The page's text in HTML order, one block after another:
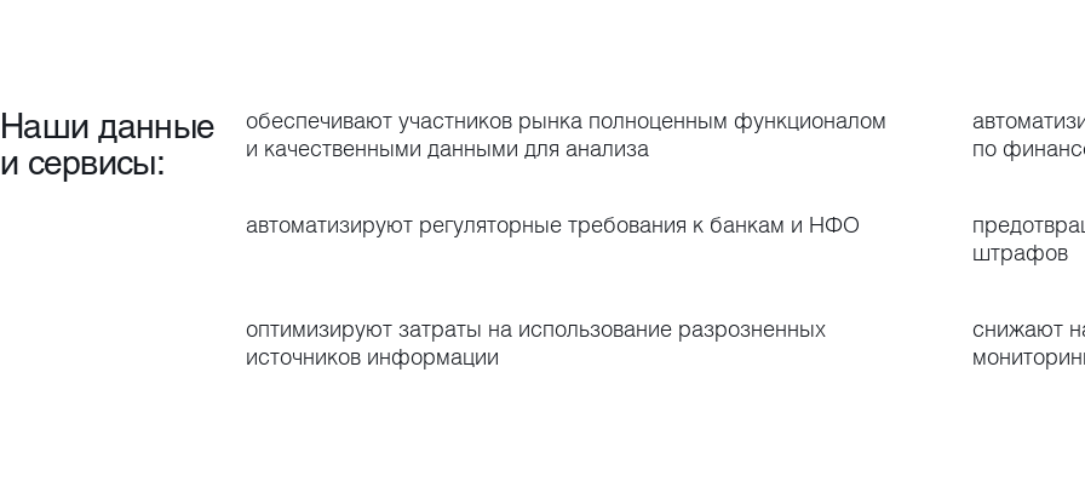
Наши данные
и сервисы:
обеспечивают участников рынка полноценным функционалом
и качественными данными для анализа
по
автоматизируют регуляторные требования к банкам и НФО
штрафов
оптимизируют затраты на использование разрозненных
источников информации
снижают